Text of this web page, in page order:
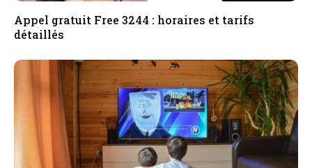
Appel gratuit Free 3244 : horaires et tarifs
détaillés